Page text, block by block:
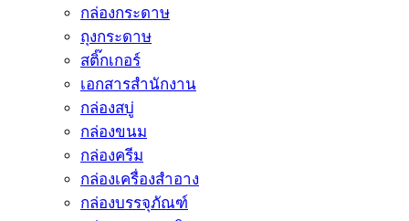
กล่องกระดาษ
ถุงกระดาษ
สติ๊กเกอร์
เอกสารสำนักงาน
กล่องสบู่
กล่องขนม
กล่องครีม
กล่องเครื่องสำอาง
กล่องบรรจุภัณฑ์